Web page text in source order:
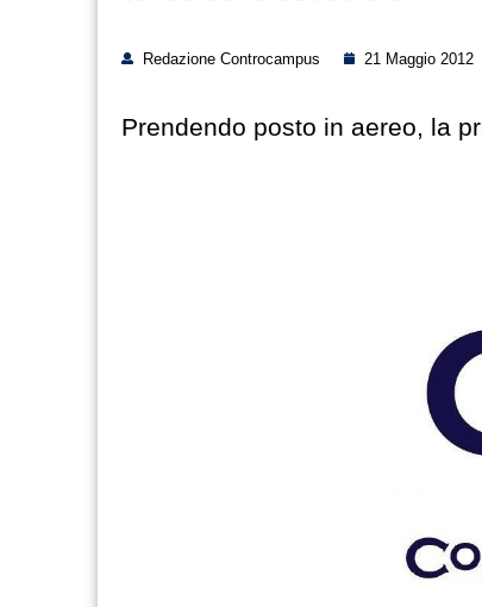
Redazione Controcampus 21 Maggio 2012
Prendendo posto in aereo, la